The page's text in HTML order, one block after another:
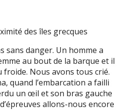
des îles grecques
sans danger. Un homme a
au bout de la barque et il
froide. Nous avons tous crié.
quand l’embarcation a failli
un œil et son bras gauche
allons-nous encore